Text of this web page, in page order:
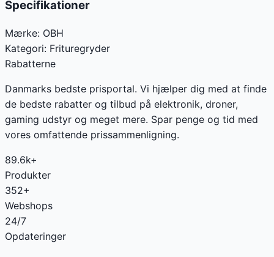
Specifikationer
Mærke: OBH
Kategori: Frituregryder
Rabatterne
Danmarks bedste prisportal. Vi hjælper dig med at finde
de bedste rabatter og tilbud på elektronik, droner,
gaming udstyr og meget mere. Spar penge og tid med
vores omfattende prissammenligning.
89.6k+
Produkter
352+
Webshops
24/7
Opdateringer